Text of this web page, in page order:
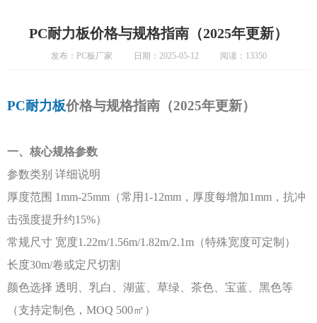
PC耐力板价格与规格指南（2025年更新）
发布：PC板厂家 日期：2025-05-12 阅读：13350
PC耐力板价格与规格指南（2025年更新）
一、核心规格参数
参数类别 详细说明
厚度范围 1mm-25mm（常用1-12mm，厚度每增加1mm，抗冲
击强度提升约15%）
常规尺寸 宽度1.22m/1.56m/1.82m/2.1m（特殊宽度可定制）
长度30m/卷或定尺切割
颜色选择 透明、乳白、湖蓝、草绿、茶色、宝蓝、黑色等
（支持定制色， MOQ 500㎡）